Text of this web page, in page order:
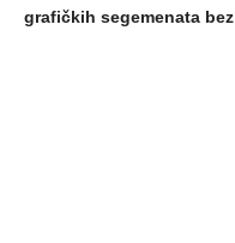
grafičkih segemenata